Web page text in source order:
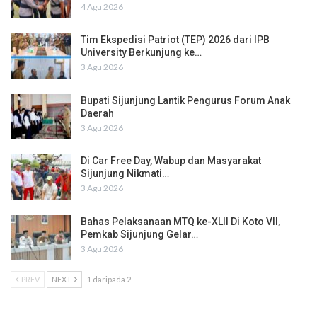
4 Agu 2026
Tim Ekspedisi Patriot (TEP) 2026 dari IPB
University Berkunjung ke…
3 Agu 2026
Bupati Sijunjung Lantik Pengurus Forum Anak
Daerah
3 Agu 2026
Di Car Free Day, Wabup dan Masyarakat
Sijunjung Nikmati…
3 Agu 2026
Bahas Pelaksanaan MTQ ke-XLII Di Koto VII,
Pemkab Sijunjung Gelar…
3 Agu 2026
PREV NEXT 1 daripada 2